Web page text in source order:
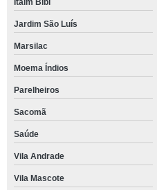
Itaim Bibi
Jardim São Luís
Marsilac
Moema Índios
Parelheiros
Sacomã
Saúde
Vila Andrade
Vila Mascote